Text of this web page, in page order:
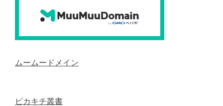
ムームードメイン
ピカキチ叢書